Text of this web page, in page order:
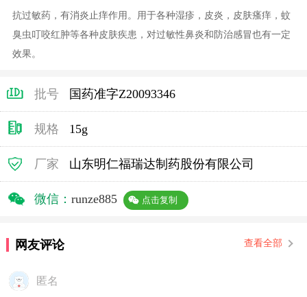
抗过敏药，有消炎止痒作用。用于各种湿疹，皮炎，皮肤瘙痒，蚊
臭虫叮咬红肿等各种皮肤疾患，对过敏性鼻炎和防治感冒也有一定
效果。
批号 国药准字Z20093346
规格 15g
厂家 山东明仁福瑞达制药股份有限公司
微信： runze885 点击复制
网友评论 查看全部
匿名